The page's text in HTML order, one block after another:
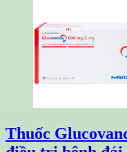
Thuốc